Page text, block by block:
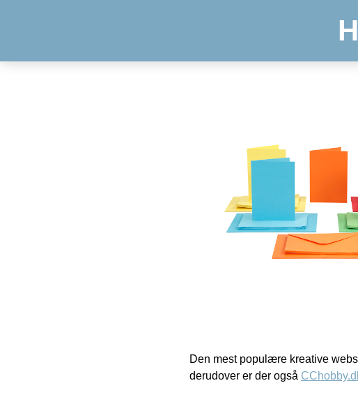
Den mest populære kreative
derudover er der også